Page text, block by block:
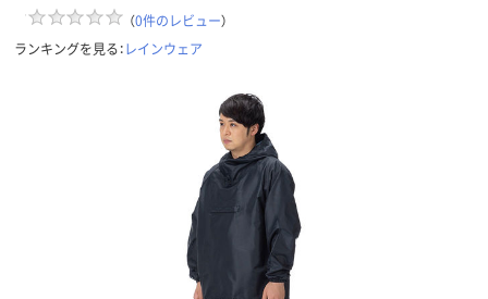
（0件のレビュー）
ランキングを見る：レインウェア